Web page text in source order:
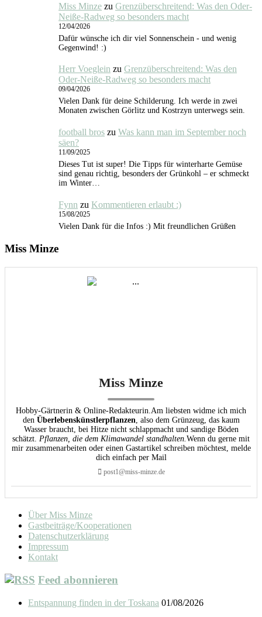
Miss Minze zu Grenzüberschreitend: Was den Oder-
Neiße-Radweg so besonders macht
12/04/2026
Dafür wünsche ich dir viel Sonnenschein - und wenig
Gegenwind! :)
Herr Voeglein zu Grenzüberschreitend: Was den
Oder-Neiße-Radweg so besonders macht
09/04/2026
Vielen Dank für deine Schilderung. Ich werde in zwei
Monaten zwischen Görlitz und Kostrzyn unterwegs sein.
football bros zu Was kann man im September noch
säen?
11/09/2025
Dieses Tut ist super! Die Tipps für winterharte Gemüse
sind genau richtig, besonders der Grünkohl – er schmeckt
im Winter…
Fynn zu Kommentieren erlaubt :)
15/08/2025
Vielen Dank für die Infos :) Mit freundlichen Grüßen
Miss Minze
Miss Minze
Hobby-Gärtnerin & Online-Redakteurin.Am liebsten widme ich mich
den Überlebenskünstlerpflanzen, also dem Grünzeug, das kaum
Wasser braucht, bei Hitze nicht schlappmacht und sandige Böden
schätzt. Pflanzen, die dem Klimawandel standhalten.Wenn du gerne mit
mir zusammenarbeiten oder einen Gastartikel schreiben möchtest, melde
dich einfach per Mail
post1@miss-minze.de
Über Miss Minze
Gastbeiträge/Kooperationen
Datenschutzerklärung
Impressum
Kontakt
Feed abonnieren
Entspannung finden in der Toskana 01/08/2026